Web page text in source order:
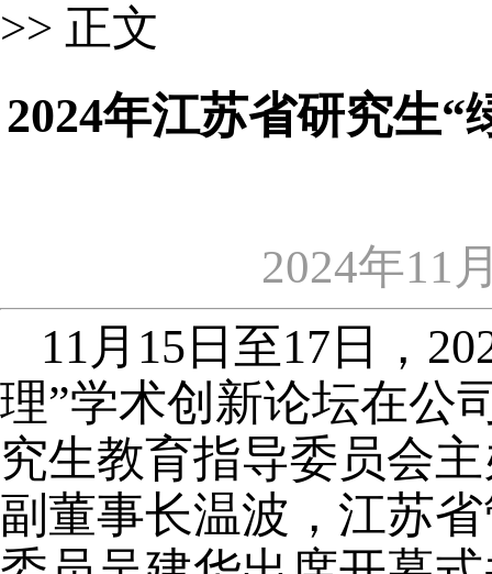
>> 正文
2024年江苏省研究生
2024年11
11月15日至17日，
理”学术创新论坛在公
究生教育指导委员会
副董事长温波，江苏